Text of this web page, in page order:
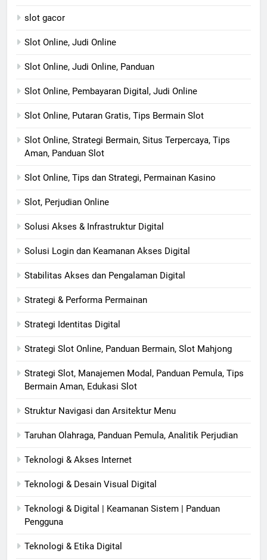
slot gacor
Slot Online, Judi Online
Slot Online, Judi Online, Panduan
Slot Online, Pembayaran Digital, Judi Online
Slot Online, Putaran Gratis, Tips Bermain Slot
Slot Online, Strategi Bermain, Situs Terpercaya, Tips
Aman, Panduan Slot
Slot Online, Tips dan Strategi, Permainan Kasino
Slot, Perjudian Online
Solusi Akses & Infrastruktur Digital
Solusi Login dan Keamanan Akses Digital
Stabilitas Akses dan Pengalaman Digital
Strategi & Performa Permainan
Strategi Identitas Digital
Strategi Slot Online, Panduan Bermain, Slot Mahjong
Strategi Slot, Manajemen Modal, Panduan Pemula, Tips
Bermain Aman, Edukasi Slot
Struktur Navigasi dan Arsitektur Menu
Taruhan Olahraga, Panduan Pemula, Analitik Perjudian
Teknologi & Akses Internet
Teknologi & Desain Visual Digital
Teknologi & Digital | Keamanan Sistem | Panduan
Pengguna
Teknologi & Etika Digital